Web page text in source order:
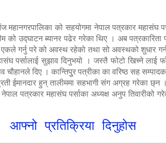
महानगरपालिका को सहयोगमा नेपाल पत्रकार
को उद्घाटन ब्यानर पढेर गरेका थिए । अब
गर्नु परे को अवस्थ रहेको तथा सो अवस्थको शुधार
पर्सालाई सुझाव दिनुभयो । जस्तै फोटो खिच्ने लाई
चौहानले दिए । कान्तिपुुर पत्रीका का वरिष्ठ सह
हुन् तालीममा सहभागी संग अग्रह गरेका छ्न ।
पत्रकार महासंघ पर्साका अध्यक्ष अनुप तिवारीको
आफ्नो प्रतिक्रिया दिनुहोस